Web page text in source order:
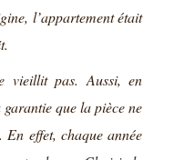
l’appartement était
vieillit pas. Aussi, en
que la pièce ne
effet, chaque année